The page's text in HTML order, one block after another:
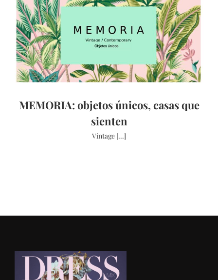
MEMORIA: objetos únicos, casas que
sienten
Vintage [...]